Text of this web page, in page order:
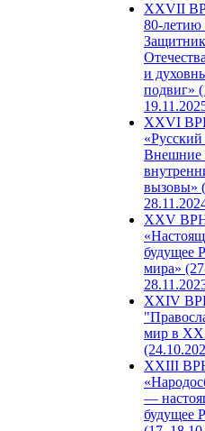
ХХVII
80-
и
подвиг»
XXVI
Внешние
вызовы»
XXV
будущее
мира»
XXIV
мир в
XXIII
—
будущее